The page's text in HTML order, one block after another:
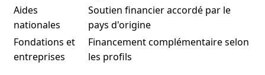
Aides
nationales
Soutien financier accordé par le
pays d'origine
Fondations et
entreprises
Financement complémentaire selon
les profils